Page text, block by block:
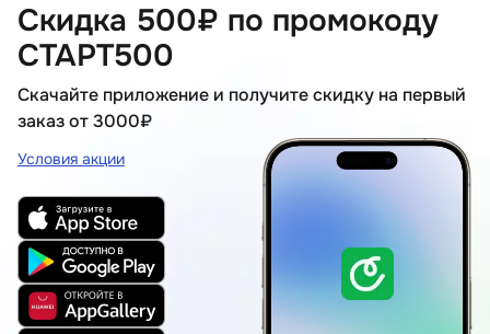
Скидка 500₽ по промокоду
СТАРТ500
Скачайте приложение и получите скидку на первый
заказ от 3000₽
Условия акции